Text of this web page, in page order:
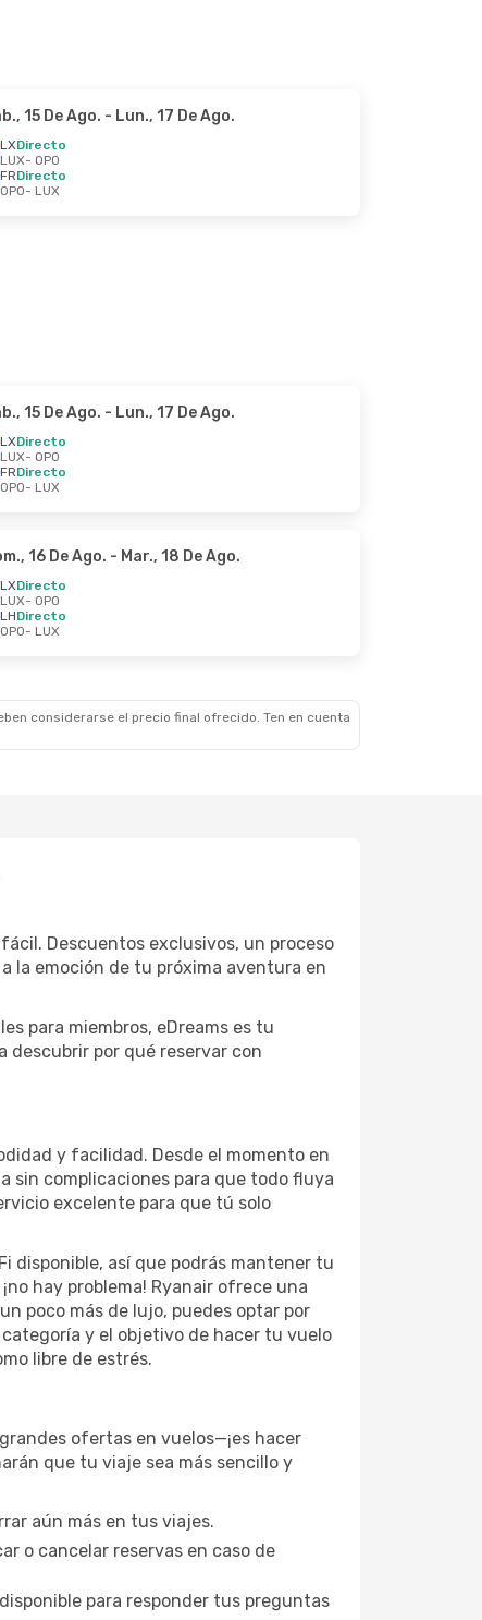
15 De Ago. - Lun., 17 De Ago.
LXDirecto
LUX- OPO
FRDirecto
OPO- LUX
15 De Ago. - Lun., 17 De Ago.
LXDirecto
LUX- OPO
FRDirecto
OPO- LUX
16 De Ago. - Mar., 18 De Ago.
LXDirecto
LUX- OPO
LHDirecto
OPO- LUX
considerarse el precio final ofrecido. Ten en cuenta
Descuentos exclusivos, un proceso
la emoción de tu próxima aventura en
para miembros, eDreams es tu
descubrir por qué reservar con
y facilidad. Desde el momento en
sin complicaciones para que todo fluya
excelente para que tú solo
disponible, así que podrás mantener tu
hay problema! Ryanair ofrece una
poco más de lujo, puedes optar por
y el objetivo de hacer tu vuelo
libre de estrés.
ofertas en vuelos—¡es hacer
que tu viaje sea más sencillo y
aún más en tus viajes.
o cancelar reservas en caso de
para responder tus preguntas